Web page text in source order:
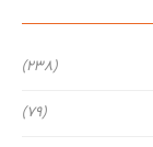
(238)
(79)